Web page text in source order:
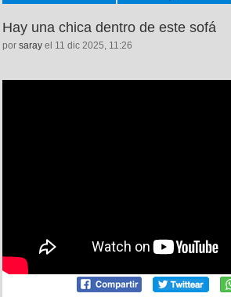
Hay una chica dentro de este sofá
por saray el 11 dic 2025, 11:26